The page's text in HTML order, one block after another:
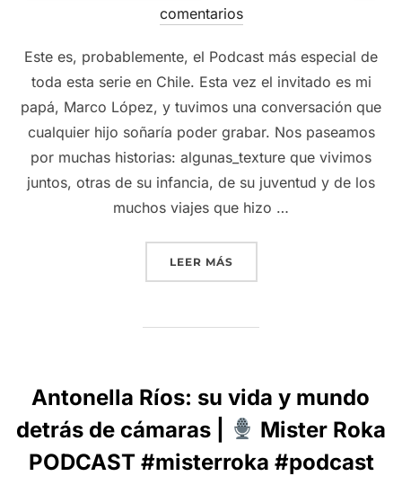
el
comentarios
Este es, probablemente, el Podcast más especial de
toda esta serie en Chile. Esta vez el invitado es mi
papá, Marco López, y tuvimos una conversación que
cualquier hijo soñaría poder grabar. Nos paseamos
por muchas historias: algunas_texture que vivimos
juntos, otras de su infancia, de su juventud y de los
muchos viajes que hizo …
LEER MÁS“
Antonella Ríos: su vida y mundo
detrás de cámaras |
Mister Roka
PODCAST #misterroka #podcast